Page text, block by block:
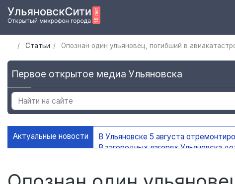
Статьи Опознан один ульяновец, погибший в
Первое открытое медиа Ульяновска
Актуальные новости В Ульяновске 5 августа
В загородных лагерях Ульяновска